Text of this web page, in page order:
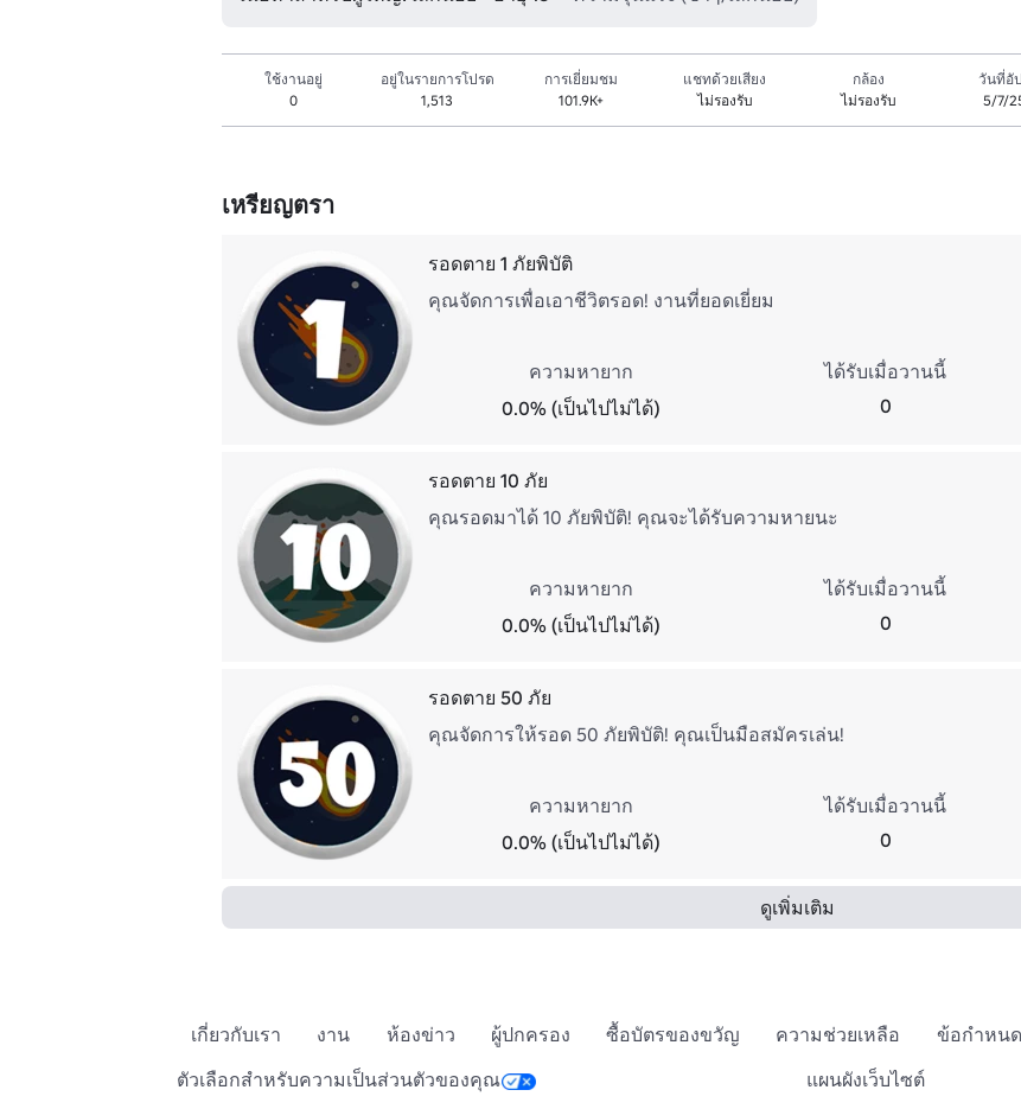
ใช้งานอยู่
0
อยู่ในรายการโปรด
1,513
การเยี่ยมชม
101.9K+
แชทด้วยเสียง
ไม่รองรับ
กล้อง
ไม่รองรับ
วันที่อั
5/7/
เหรียญตรา
รอดตาย 1 ภัยพิบัติ
คุณจัดการเพื่อเอาชีวิตรอด! งานที่ยอดเยี่ยม
ความหายาก
0.0% (เป็นไปไม่ได้)
ได้รับเมื่อวานนี้
0
รอดตาย 10 ภัย
คุณรอดมาได้ 10 ภัยพิบัติ! คุณจะได้รับความหายนะ
ความหายาก
0.0% (เป็นไปไม่ได้)
ได้รับเมื่อวานนี้
0
รอดตาย 50 ภัย
คุณจัดการให้รอด 50 ภัยพิบัติ! คุณเป็นมือสมัครเล่น!
ความหายาก
0.0% (เป็นไปไม่ได้)
ได้รับเมื่อวานนี้
0
ดูเพิ่มเติม
เกี่ยวกับเรา งาน ห้องข่าว ผู้ปกครอง ซื้อบัตรของขวัญ ความช่วยเหลือ ข้อกำหนด
ตัวเลือกสำหรับความเป็นส่วนตัวของคุณ
แผนผังเว็บไซต์